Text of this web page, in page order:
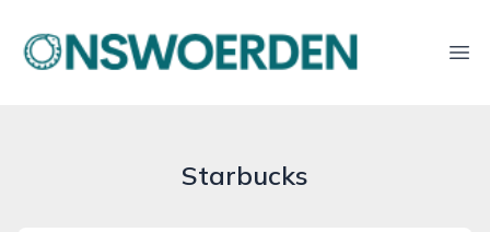
onswoerden.nl
Starbucks